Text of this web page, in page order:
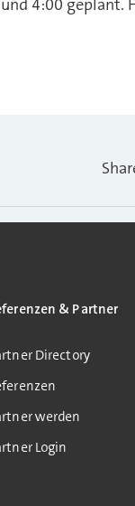
4:00 geplant.
& Partner
Directory
werden
Login